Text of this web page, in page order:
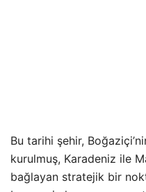
Bu tarihi şehir,
kurulmuş, Karadeniz ile
bağlayan stratejik bir